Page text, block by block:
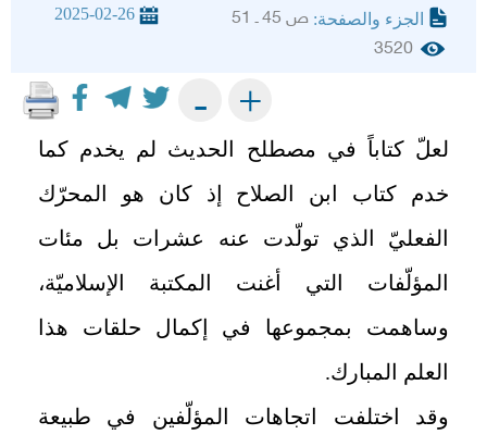
الجزء والصفحة: ص 45 ـ 51 2025-02-26
3520
+
-
لعلّ كتاباً في مصطلح الحديث لم يخدم كما
خدم كتاب ابن الصلاح إذ كان هو المحرّك
الفعليّ الذي تولّدت عنه عشرات بل مئات
المؤلّفات التي أغنت المكتبة الإسلاميّة،
وساهمت بمجموعها في إكمال حلقات هذا
العلم المبارك.
وقد اختلفت اتجاهات المؤلّفين في طبيعة